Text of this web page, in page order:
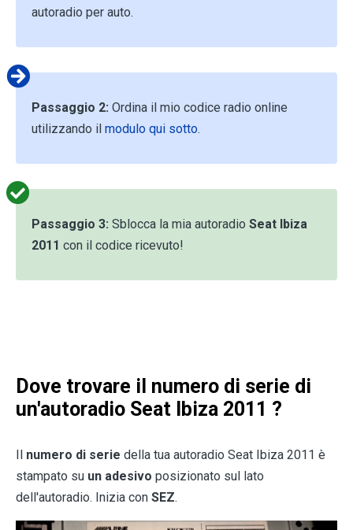
autoradio per auto.
Passaggio 2: Ordina il mio codice radio online
utilizzando il modulo qui sotto.
Passaggio 3: Sblocca la mia autoradio Seat Ibiza
2011 con il codice ricevuto!
Dove trovare il numero di serie di
un'autoradio Seat Ibiza 2011 ?
numero di serie della tua autoradio Seat Ibiza 2011 è
stampato su un adesivo posizionato sul lato
dell'autoradio. Inizia con SEZ.